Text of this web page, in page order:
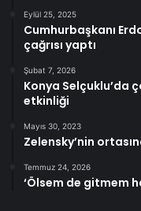
Eylül 25, 2025
Cumhurbaşkanı
çağrısı yaptı
Şubat 7, 2026
Konya Selçuklu’da
etkinliği
Mayıs 30, 2023
Zelensky’nin
Temmuz 24, 2026
‘Ölsem de gitmem